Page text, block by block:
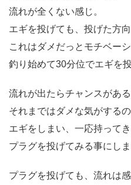
流れが全くない感じ。
エギを投げても、投げた方
これはダメだっとモチベー
釣り始めて30分位でエギを
流れが出たらチャンスがあ
それまではダメな気がする
エギをしまい、一応持って
プラグを投げてみる事にしま
プラグを投げても、流れは